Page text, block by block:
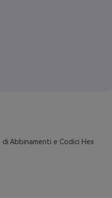
Abbinamenti e Codici Hex